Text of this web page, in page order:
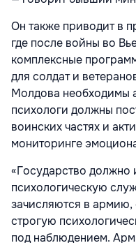
Он также приводит в
где после войны во
комплексные
для солдат и
Молдова необходимы
психологи должны
воинских частях и
мониторинге
«Государство должно
психологическую
зачисляются в
строгую
под наблюдением.